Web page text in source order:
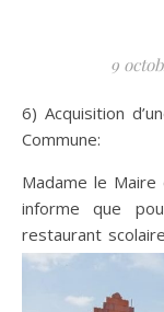
9
6) Acquisition d’une partie de la parcelle ZE N°86 par la
Commune:
Madame le Maire
informe que
restaurant